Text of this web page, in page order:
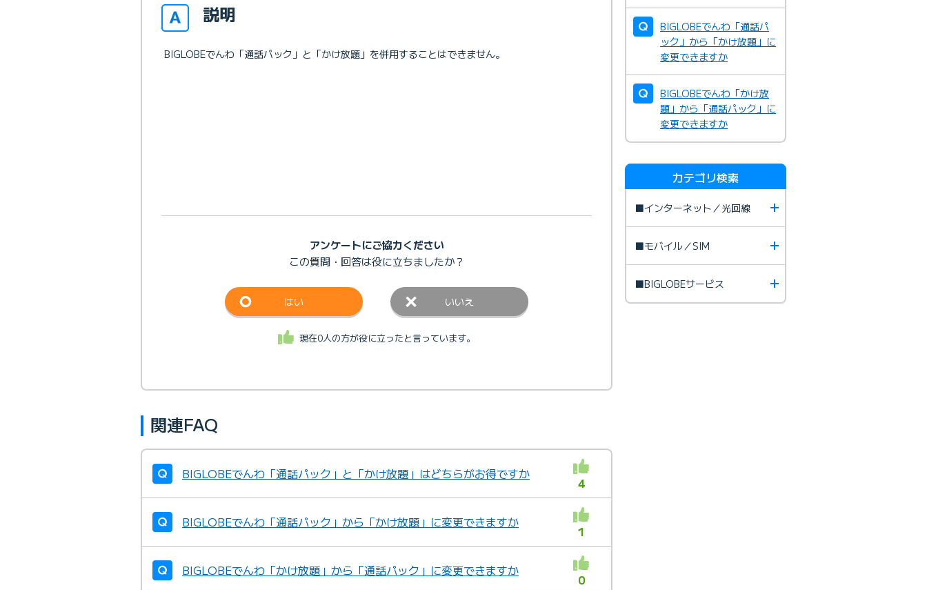
説明
BIGLOBEでんわ「通話パック」と「かけ放題」を併用することはできません。
アンケートにご協力ください
この質問・回答は役に立ちましたか？
はい いいえ
現在0人の方が役に立ったと言っています。
関連FAQ
BIGLOBEでんわ「通話パック」と「かけ放題」はどちらがお得ですか
4
BIGLOBEでんわ「通話パック」から「かけ放題」に変更できますか
1
BIGLOBEでんわ「かけ放題」から「通話パック」に変更できますか
0
BIGLOBEでんわ「通話パ
ック」から「かけ放題」に
変更できますか
BIGLOBEでんわ「かけ放
題」から「通話パック」に
変更できますか
カテゴリ検索
■インターネット／光回線
■モバイル／SIM
■BIGLOBEサービス